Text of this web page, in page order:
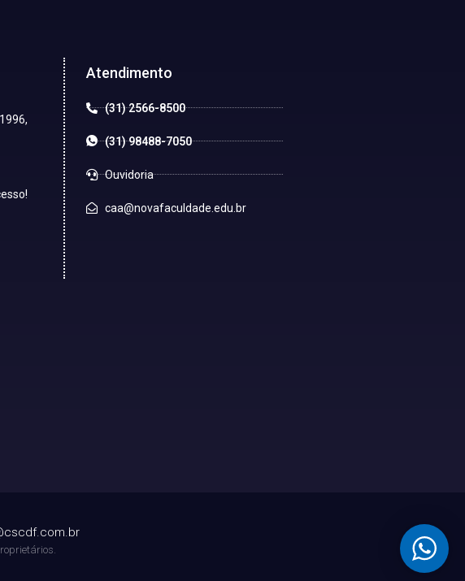
Atendimento
(31) 2566-8500
(31) 98488-7050
Ouvidoria
caa@novafaculdade.edu.br